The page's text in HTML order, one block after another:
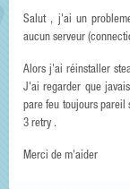
Salut , j'ai un
aucun serveur
Alors j'ai réinstaller
J'ai regarder que
pare feu toujours pareil
3 retry .
Merci de m'aider